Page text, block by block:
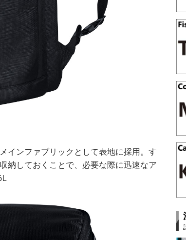
インファブリックとして表地に採用。す
納しておくことで、必要な際に迅速なア